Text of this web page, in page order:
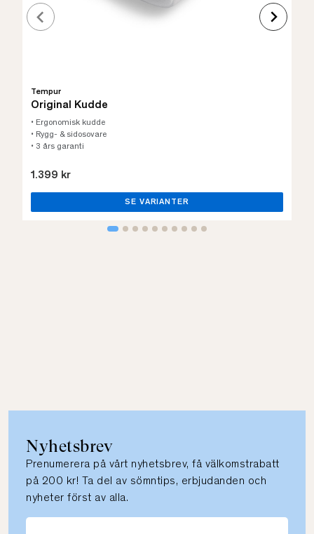
Tempur
Original Kudde
• Ergonomisk kudde
• Rygg- & sidosovare
• 3 års garanti
1.399 kr
SE VARIANTER
Nyhetsbrev
Prenumerera på vårt nyhetsbrev, få välkomstrabatt
på 200 kr! Ta del av sömntips, erbjudanden och
nyheter först av alla.